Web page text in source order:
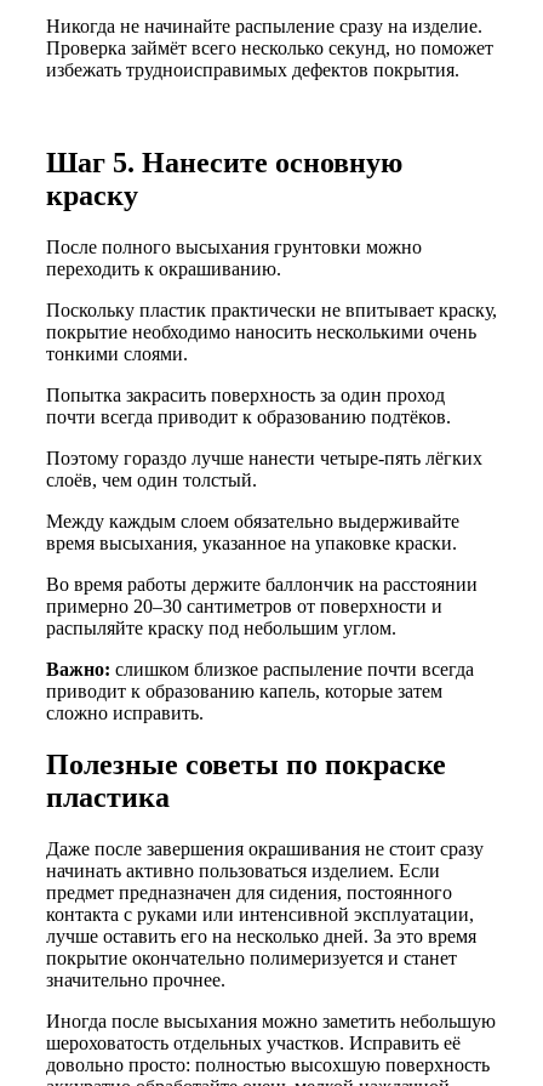
Никогда не начинайте распыление сразу на изделие.
Проверка займёт всего несколько секунд, но поможет
избежать трудноисправимых дефектов покрытия.
Шаг 5. Нанесите основную
краску
После полного высыхания грунтовки можно
переходить к окрашиванию.
Поскольку пластик практически не впитывает краску,
покрытие необходимо наносить несколькими очень
тонкими слоями.
Попытка закрасить поверхность за один проход
почти всегда приводит к образованию подтёков.
Поэтому гораздо лучше нанести четыре-пять лёгких
слоёв, чем один толстый.
Между каждым слоем обязательно выдерживайте
время высыхания, указанное на упаковке краски.
Во время работы держите баллончик на расстоянии
примерно 20–30 сантиметров от поверхности и
распыляйте краску под небольшим углом.
Важно: слишком близкое распыление почти всегда
приводит к образованию капель, которые затем
сложно исправить.
Полезные советы по покраске
пластика
Даже после завершения окрашивания не стоит сразу
начинать активно пользоваться изделием. Если
предмет предназначен для сидения, постоянного
контакта с руками или интенсивной эксплуатации,
лучше оставить его на несколько дней. За это время
покрытие окончательно полимеризуется и станет
значительно прочнее.
Иногда после высыхания можно заметить небольшую
шероховатость отдельных участков. Исправить её
довольно просто: полностью высохшую поверхность